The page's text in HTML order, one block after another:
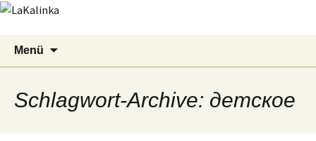
LaKalinka
Menü
Schlagwort-Archive: детское